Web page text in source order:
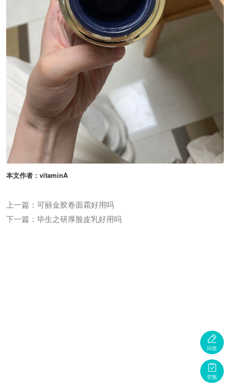
本文作者：vitaminA
上一篇：可丽金胶卷面霜好用吗
下一篇：毕生之研厚脸皮乳好用吗

问答

空瓶